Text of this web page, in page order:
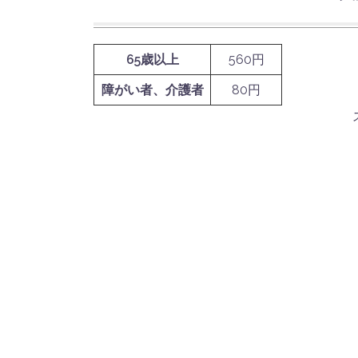
65歳以上
560円
障がい者、介護者
80円